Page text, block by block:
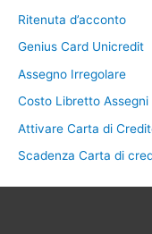
Ritenuta d’acconto
Genius Card Unicredit
Assegno Irregolare
Costo Libretto Assegni
Attivare Carta di
Scadenza Carta di